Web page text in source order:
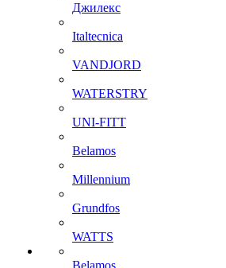
Джилекс
Italtecnica
VANDJORD
WATERSTRY
UNI-FITT
Belamos
Millennium
Grundfos
WATTS
Belamos